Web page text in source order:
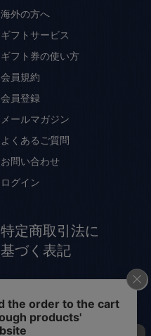
海外の方へ
ギフトサービス
ギフト券の使い方
会員規約
会員登録
メールマガジン
よくあるご質問
お問い合わせ
ログイン
特定商取引法に
基づく表記